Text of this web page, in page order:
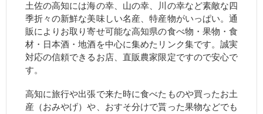
土佐の高知には海の幸、山の幸、川の幸など素敵な四
季折々の新鮮な美味しい名産、特産物がいっぱい。通
販によりお取り寄せ可能な高知県の食べ物・果物・食
材・日本酒・地酒を中心に集めたリンク集です。誠実
対応の信頼できるお店、直販農家限定ですので安心で
す。
高知に旅行や出張で来た時に食べたものや買ったお土
産（おみやげ）や、おすそ分けで貰った果物などでも